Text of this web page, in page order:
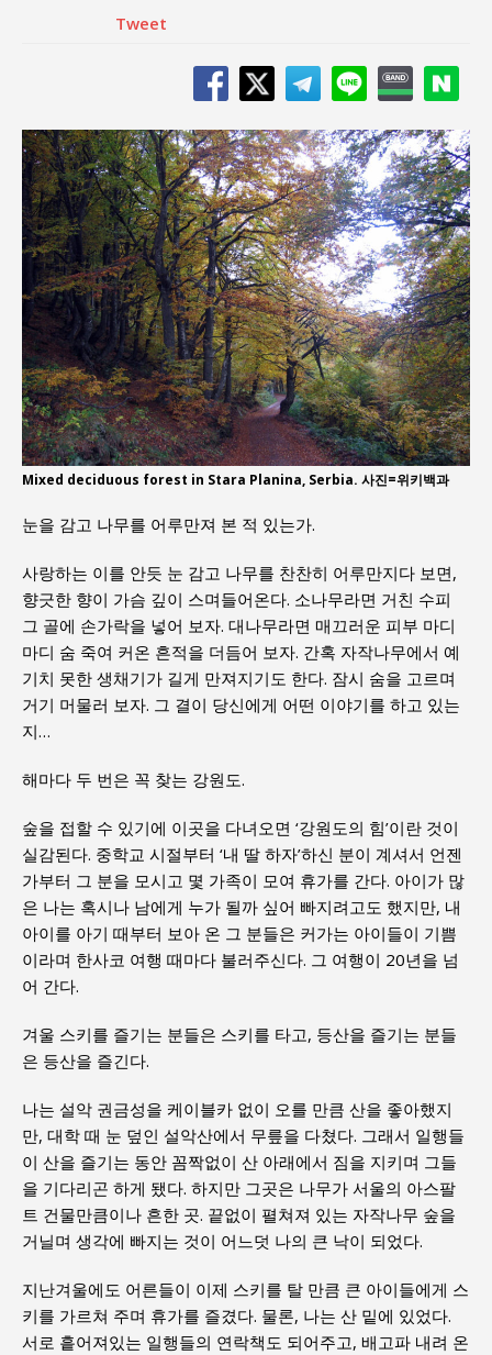
Tweet
Mixed deciduous forest in Stara Planina, Serbia. 사진=위키백과
눈을 감고 나무를 어루만져 본 적 있는가.
사랑하는 이를 안듯 눈 감고 나무를 찬찬히 어루만지다 보면,
향긋한 향이 가슴 깊이 스며들어온다. 소나무라면 거친 수피
그 골에 손가락을 넣어 보자. 대나무라면 매끄러운 피부 마디
마디 숨 죽여 커온 흔적을 더듬어 보자. 간혹 자작나무에서 예
기치 못한 생채기가 길게 만져지기도 한다. 잠시 숨을 고르며
거기 머물러 보자. 그 결이 당신에게 어떤 이야기를 하고 있는
지…
해마다 두 번은 꼭 찾는 강원도.
숲을 접할 수 있기에 이곳을 다녀오면 ‘강원도의 힘’이란 것이
실감된다. 중학교 시절부터 ‘내 딸 하자’하신 분이 계셔서 언젠
가부터 그 분을 모시고 몇 가족이 모여 휴가를 간다. 아이가 많
은 나는 혹시나 남에게 누가 될까 싶어 빠지려고도 했지만, 내
아이를 아기 때부터 보아 온 그 분들은 커가는 아이들이 기쁨
이라며 한사코 여행 때마다 불러주신다. 그 여행이 20년을 넘
어 간다.
겨울 스키를 즐기는 분들은 스키를 타고, 등산을 즐기는 분들
은 등산을 즐긴다.
나는 설악 권금성을 케이블카 없이 오를 만큼 산을 좋아했지
만, 대학 때 눈 덮인 설악산에서 무릎을 다쳤다. 그래서 일행들
이 산을 즐기는 동안 꼼짝없이 산 아래에서 짐을 지키며 그들
을 기다리곤 하게 됐다. 하지만 그곳은 나무가 서울의 아스팔
트 건물만큼이나 흔한 곳. 끝없이 펼쳐져 있는 자작나무 숲을
거닐며 생각에 빠지는 것이 어느덧 나의 큰 낙이 되었다.
지난겨울에도 어른들이 이제 스키를 탈 만큼 큰 아이들에게 스
키를 가르쳐 주며 휴가를 즐겼다. 물론, 나는 산 밑에 있었다.
서로 흩어져있는 일행들의 연락책도 되어주고, 배고파 내려 온